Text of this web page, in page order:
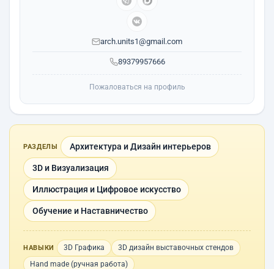
89379957666
arch.units1@gmail.com
Пожаловаться на профиль
РАЗДЕЛЫ Архитектура и Дизайн интерьеров
3D и Визуализация
Иллюстрация и Цифровое искусство
Обучение и Наставничество
НАВЫКИ 3D Графика
3D дизайн выставочных стендов
Hand made (ручная работа)